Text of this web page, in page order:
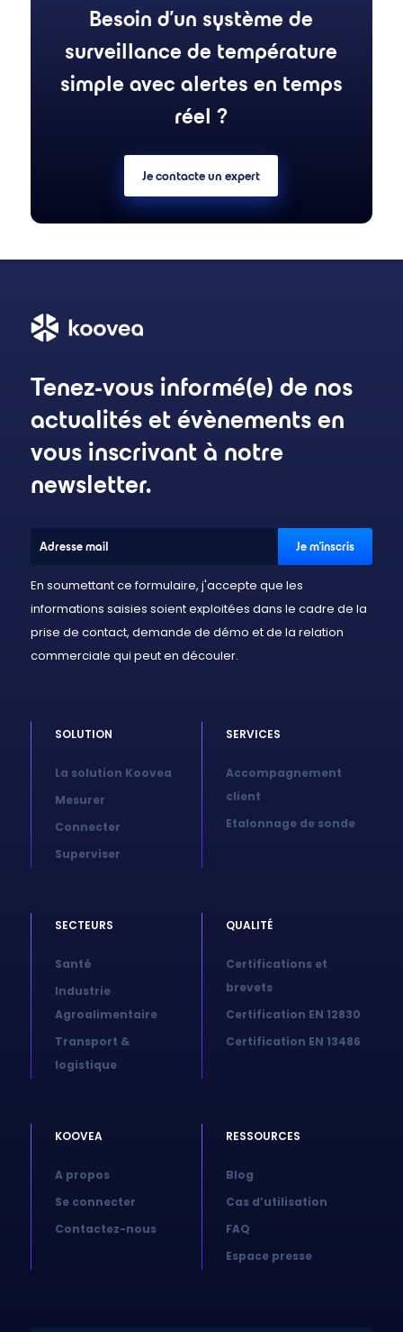
Besoin d'un système de
surveillance de température
simple avec alertes en temps
réel ?
Je contacte un expert
Tenez-vous informé(e) de nos
actualités et évènements en
vous inscrivant à notre
newsletter.
En soumettant ce formulaire, j'accepte que les
informations saisies soient exploitées dans le cadre de la
prise de contact, demande de démo et de la relation
commerciale qui peut en découler.
SOLUTION
La solution Koovea
Mesurer
Connecter
Superviser
SERVICES
Accompagnement
client
Etalonnage de sonde
SECTEURS
Santé
Industrie
Agroalimentaire
Transport &
logistique
QUALITÉ
Certifications et
brevets
Certification EN 12830
Certification EN 13486
KOOVEA
A propos
Se connecter
Contactez-nous
RESSOURCES
Blog
Cas d’utilisation
FAQ
Espace presse